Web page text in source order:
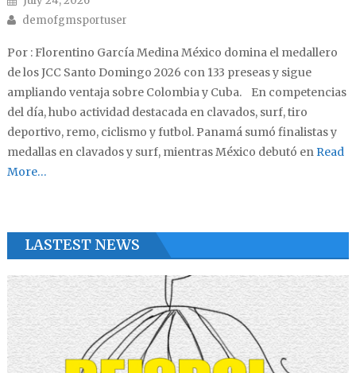
Author
demofgmsportuser
Por : Florentino García Medina México domina el medallero
de los JCC Santo Domingo 2026 con 133 preseas y sigue
ampliando ventaja sobre Colombia y Cuba. En competencias
del día, hubo actividad destacada en clavados, surf, tiro
deportivo, remo, ciclismo y futbol. Panamá sumó finalistas y
medallas en clavados y surf, mientras México debutó en Read
More…
LASTEST NEWS